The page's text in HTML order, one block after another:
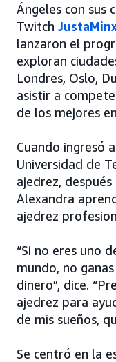
Ángeles con sus
Twitch
lanzaron el
exploran
Londres, Oslo,
asistir a
de los mejores
Cuando ingresó
Universidad de
ajedrez,
Alexandra
ajedrez
“Si no eres uno
mundo, no
dinero”, dice.
ajedrez para
de mis sueños,
Se centró en la